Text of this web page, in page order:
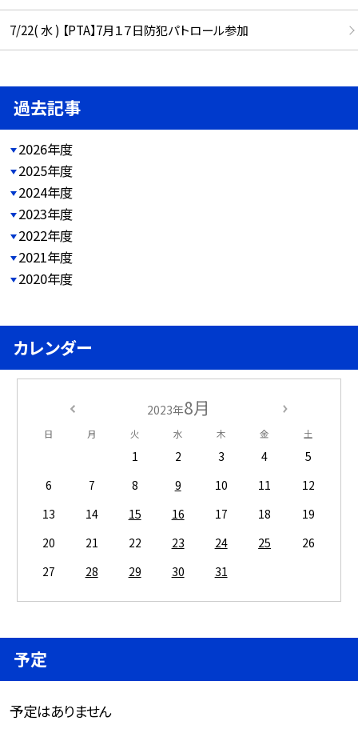
7/22( 水 ) 【PTA】7月１７日防犯パトロール参加
過去記事
2026年度
2025年度
2024年度
2023年度
2022年度
2021年度
2020年度
カレンダー
2023年8月
日 月 火 水 木 金 土
1 2 3 4
5
6
7 8 9 10 11
12
13
14 15 16 17 18
19
20
21 22 23 24 25
26
27
28 29 30 31
予定
予定はありません